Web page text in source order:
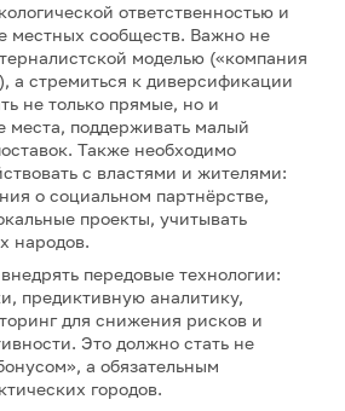
ответственностью и
местных сообществ. Важно не
моделью («компания
а стремиться к диверсификации
не только прямые, но и
места, поддерживать малый
Также необходимо
с властями и жителями:
о социальном партнёрстве,
проекты, учитывать
народов.
передовые технологии:
предиктивную аналитику,
для снижения рисков и
Это должно стать не
а обязательным
городов.